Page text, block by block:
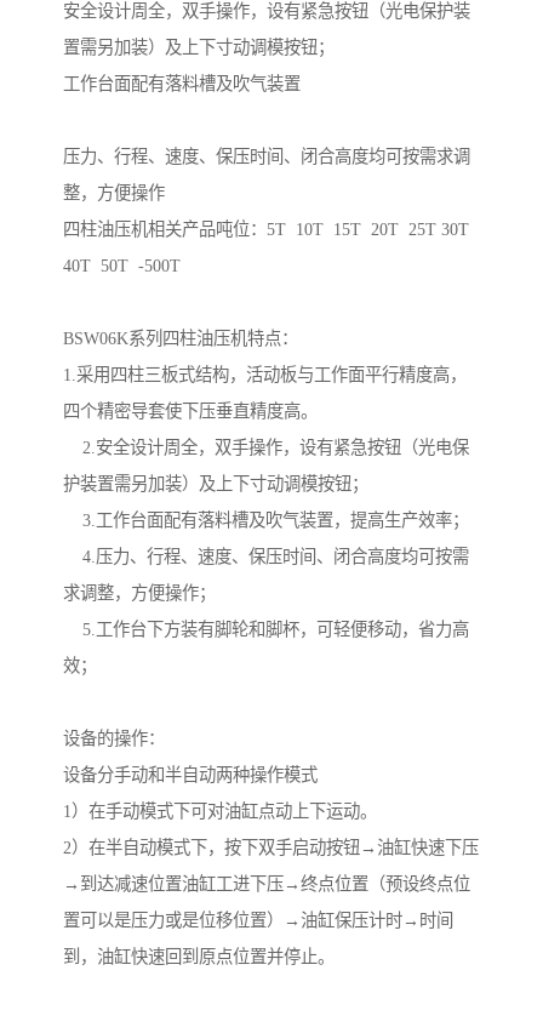
安全设计周全，双手操作，设有紧急按钮（光电保护装
置需另加装）及上下寸动调模按钮；
工作台面配有落料槽及吹气装置
压力、行程、速度、保压时间、闭合高度均可按需求调
整，方便操作
四柱油压机相关产品吨位：5T  10T  15T  20T  25T 30T
40T  50T  -500T
BSW06K系列四柱油压机特点：
1.采用四柱三板式结构，活动板与工作面平行精度高，
四个精密导套使下压垂直精度高。
护装置需另加装）及上下寸动调模按钮；
求调整，方便操作；
效；
设备的操作：
设备分手动和半自动两种操作模式
1）在手动模式下可对油缸点动上下运动。
2）在半自动模式下，按下双手启动按钮→油缸快速下压
→到达减速位置油缸工进下压→终点位置（预设终点位
置可以是压力或是位移位置）→油缸保压计时→时间
到，油缸快速回到原点位置并停止。